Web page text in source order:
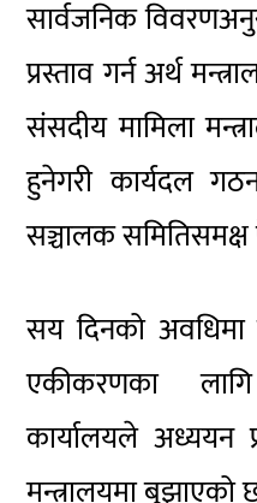
सार्वजनिक
प्रस्ताव गर्न अर्थ
संसदीय मामिला
हुनेगरी कार्यदल
सञ्चालक
सय दिनको अवधिमा
एकीकरणका
कार्यालयले अध्ययन
मन्त्रालयमा बुझाएको